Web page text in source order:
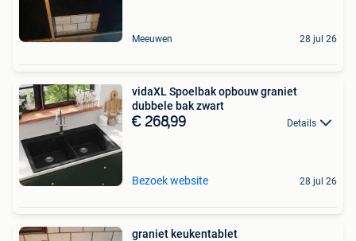
Meeuwen 28 jul 26
vidaXL Spoelbak opbouw graniet
dubbele bak zwart
€ 268,99 Details
Bezoek website 28 jul 26
graniet keukentablet